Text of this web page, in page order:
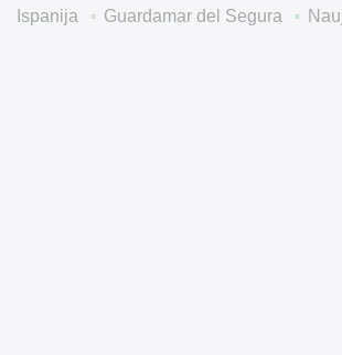
Ispanija Guardamar del Segura